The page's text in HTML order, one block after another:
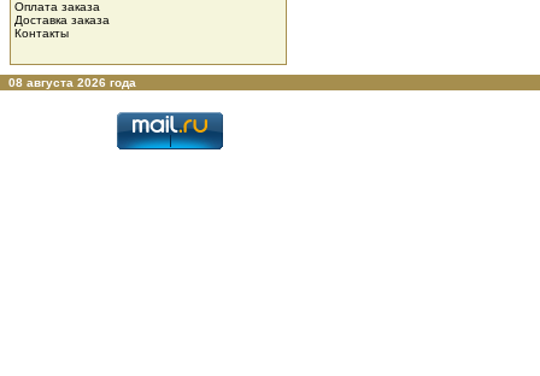
Оплата заказа
Доставка заказа
Контакты
08 августа 2026 года